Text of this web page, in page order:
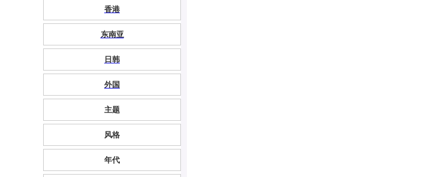
香港
东南亚
日韩
外国
主题
风格
年代